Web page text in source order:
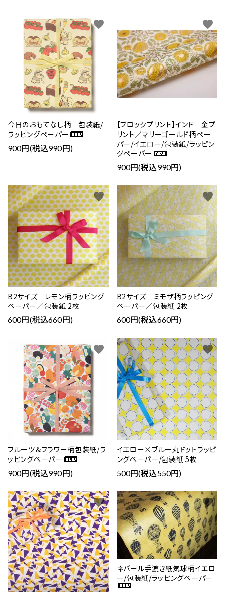
今日のおもてなし柄 包装紙/
ラッピングペーパー
900円(税込990円)
favorite
【ブロックプリント】インド 金プ
リント／マリーゴールド柄ペー
パー/イエロー/包装紙/ラッピン
グペーパー
900円(税込990円)
favorite
B2サイズ レモン柄ラッピング
ペーパー／包装紙 2枚
600円(税込660円)
favorite
B2サイズ ミモザ柄ラッピング
ペーパー／包装紙 2枚
600円(税込660円)
favorite
フルーツ＆フラワー柄包装紙/ラ
ッピングペーパー
900円(税込990円)
favorite
イエロー×ブルー丸ドットラッピ
ングペーパー/包装紙 5枚
500円(税込550円)
favorite
favorite
ネパール手漉き紙気球柄イエロ
ー/包装紙/ラッピングペーパー
favorite
キーワード
カテゴリー
検索する
close